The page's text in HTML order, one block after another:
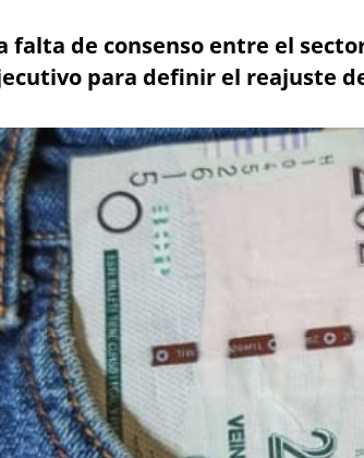
falta de consenso entre el
para definir el reajuste